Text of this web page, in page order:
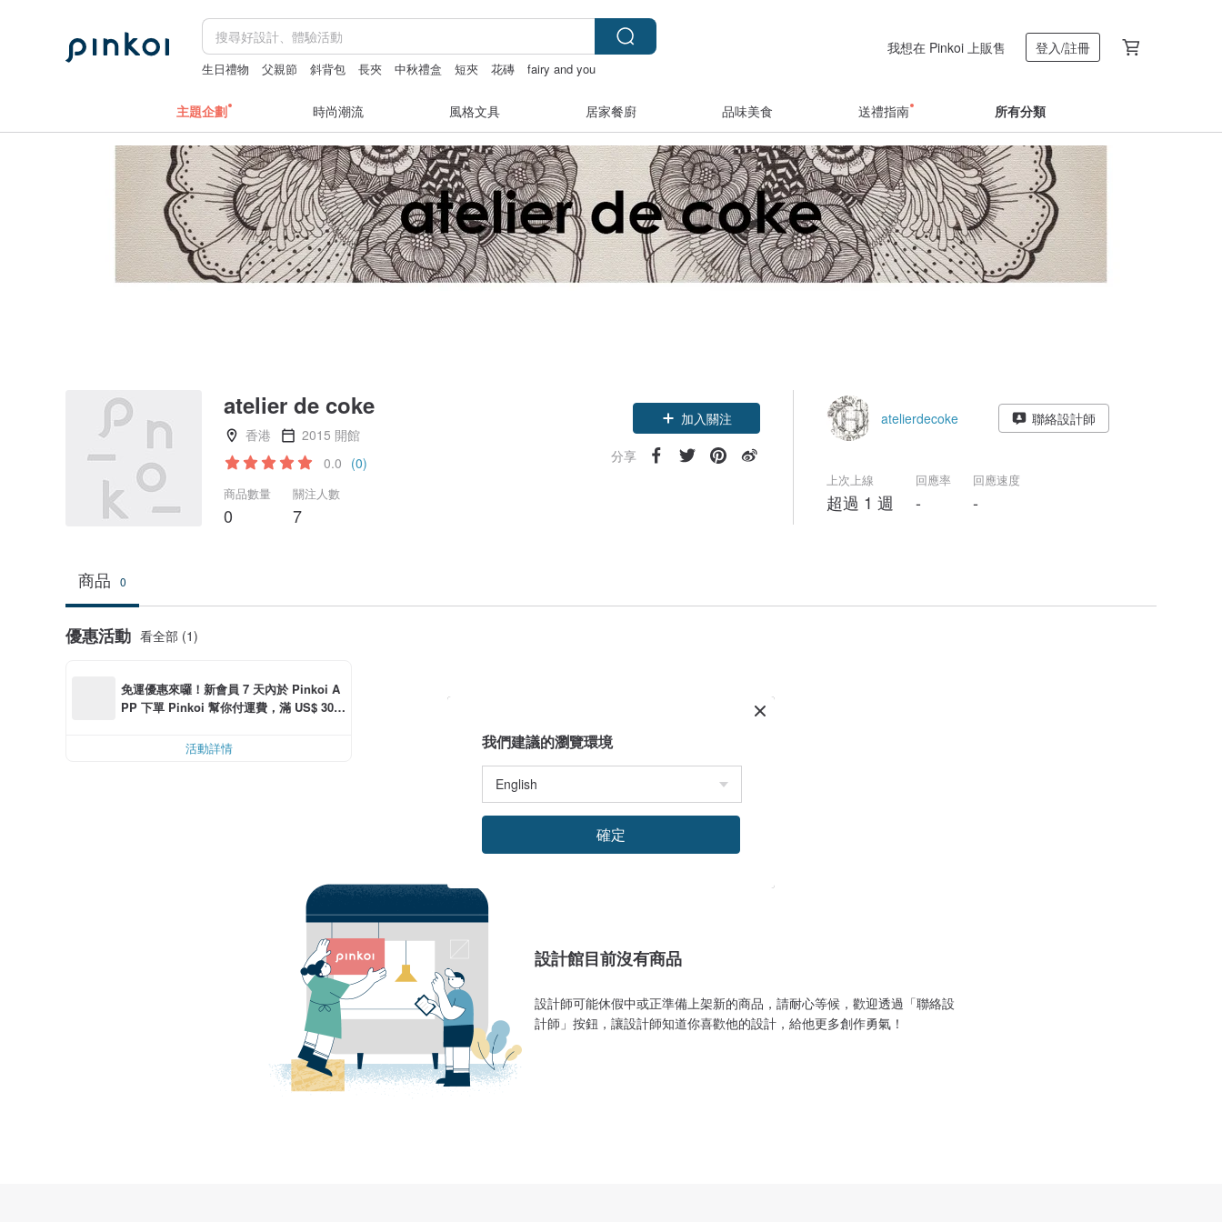
生日禮物 父親節 斜背包 長夾 中秋禮盒 短夾 花磚 fairy and you
我想在 Pinkoi 上販售 登入/註冊
主題企劃 時尚潮流 風格文具 居家餐廚 品味美食 送禮指南 所有分類
atelier de coke
香港
2015 開館
0.0 (0)
商品數量
0
關注人數
7
加入關注
分享
atelierdecoke 聯絡設計師
上次上線
超過 1 週
回應率
-
回應速度
-
商品 0
優惠活動 看全部 (1)
免運優惠來囉！新會員 7 天內於 Pinkoi A
PP 下單 Pinkoi 幫你付運費，滿 US$ 30.0
活動詳情
設計館目前沒有商品
設計師可能休假中或正準備上架新的商品，請耐心等候，歡迎透過「聯絡設
計師」按鈕，讓設計師知道你喜歡他的設計，給他更多創作勇氣！
我們建議的瀏覽環境
確定